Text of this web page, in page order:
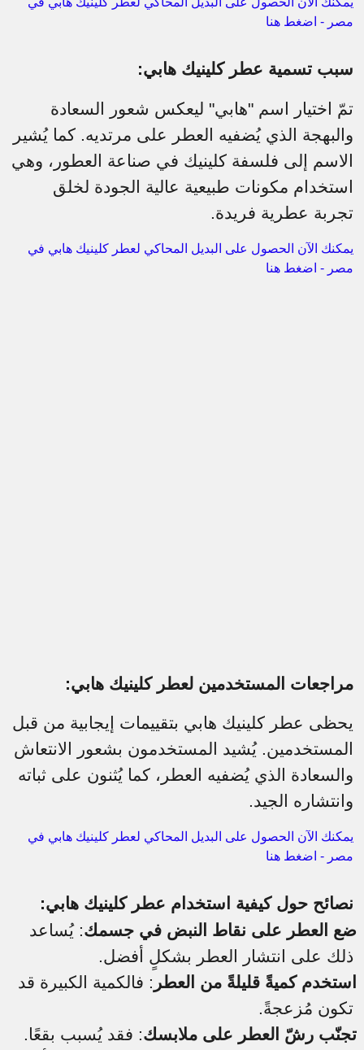
مصر - اضغط هنا
سبب تسمية عطر كلينيك هابي:
تمّ اختيار اسم "هابي" ليعكس شعور السعادة
والبهجة الذي يُضفيه العطر على مرتديه. كما يُشير
الاسم إلى فلسفة كلينيك في صناعة العطور، وهي
استخدام مكونات طبيعية عالية الجودة لخلق
تجربة عطرية فريدة.
يمكنك الآن الحصول على البديل المحاكي لعطر كلينيك هابي في
مصر - اضغط هنا
مراجعات المستخدمين لعطر كلينيك هابي:
يحظى عطر كلينيك هابي بتقييمات إيجابية من قبل
المستخدمين. يُشيد المستخدمون بشعور الانتعاش
والسعادة الذي يُضفيه العطر، كما يُثنون على ثباته
وانتشاره الجيد.
يمكنك الآن الحصول على البديل المحاكي لعطر كلينيك هابي في
مصر - اضغط هنا
نصائح حول كيفية استخدام عطر كلينيك هابي:
ضع العطر على نقاط النبض في جسمك: يُساعد
ذلك على انتشار العطر بشكلٍ أفضل.
استخدم كميةً قليلةً من العطر : فالكمية الكبيرة قد
تكون مُزعجةً.
تجنّب رشّ العطر على ملابسك: فقد يُسبب بقعًا.